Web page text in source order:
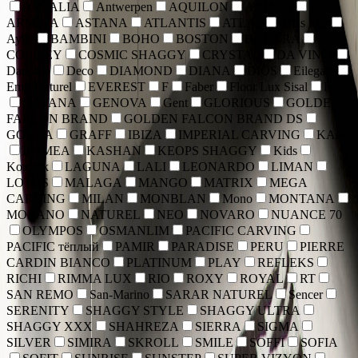
ANTALIA Antwerpen AQUILON
ARMINA
ASTANA ATLANTIS ATLAS
Atlas Star
Aylin
BAMBINI BOHO BOSTON
COLIZEY
COSMIC SHAGGY CRYSTAL
DA VINCI
Danubio
Deco DIAMOND DIANA
Eilegant
Emir Naturel
EVEREST F Faber Floor Lux Sisal
GAVANA
GENOVA Gent GLORIOUS
GOLDEN
FALCON BRAND
GOLDEN FALCON BRAND DS
GONCA
GRAFF IBIZA IMPERIAL CARVING
KAIR
KAMEA
KASHAN KEOPS SHAGGY
Kids
Kortriek
LAGUNA LALI LEONARDO
LIMAN
LOTOS
MALAGA MANGO MATRIX
MEGA
CARVING
MILAN MONBLAN Mono
MONTANA
MORANO
NATUREL NEO NOVARO
NUANCE 70
OLYMPOS
OSMANLIM
PACIFIC CARVING
PACIFIC тёплый
PAMIR PARADISE PERU
PIERRE
CARDIN BIANCO
PLATINUM PLAY
REFLEKS
RICHI
RIMMA LUX RIO ROXY ROYAL
RT
SAN REMO
San-Marino SARAR NATUREL
Sencer
SERENITY
SHAGGY STYLE
SHAGGY ULTRA
SHAGGY XXX
SHAHREZA SIERRA
SIGMA
SILVER
SIMIRA SKROLL SMILE SOFFI
SOFIA